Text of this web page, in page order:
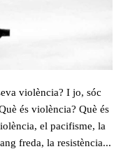
violència? I jo, sóc
és violència? Què és
el pacifisme, la
freda, la resistència...